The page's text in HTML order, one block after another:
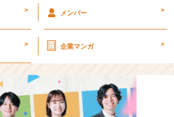
採
-
【内
定
> メンバー >
> 企業マンガ >